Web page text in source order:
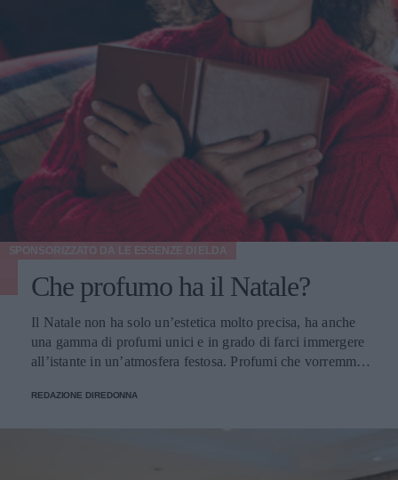
Che profumo ha il Natale?
Il Natale non ha solo un’estetica molto precisa, ha anche
una gamma di profumi unici e in grado di farci immergere
all’istante in un’atmosfera festosa. Profumi che vorremmo
SPONSORIZZATO DA LE ESSENZE DI ELDA
REDAZIONE DIREDONNA